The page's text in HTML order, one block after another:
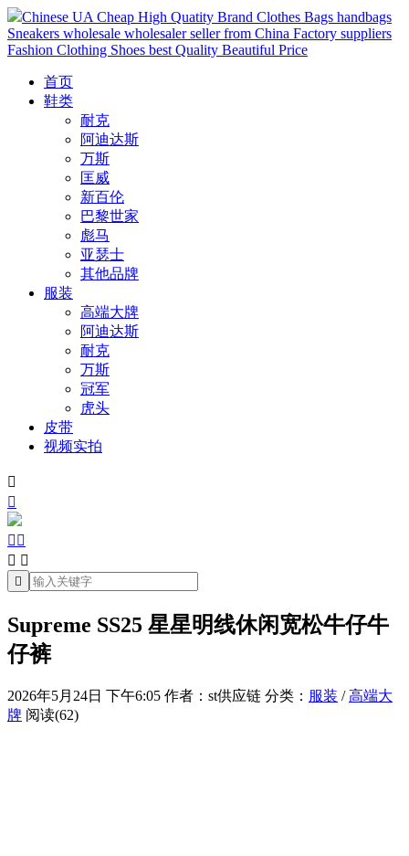
Chinese UA Cheap High Quatity Brand Clothes Bags handbags
Sneakers wholesale wholesaler seller from China Factory suppliers
Fashion Clothing Shoes best Quality Beautiful Price
首页
鞋类
耐克
阿迪达斯
万斯
匡威
新百伦
巴黎世家
彪马
亚瑟士
其他品牌
服装
高端大牌
阿迪达斯
耐克
万斯
冠军
虎头
皮带
视频实拍


 
 

Supreme SS25 星星明线休闲宽松牛仔牛
仔裤
2026年5月24日 下午6:05 作者：st供应链 分类： 服装 /高端大
牌 阅读(62)